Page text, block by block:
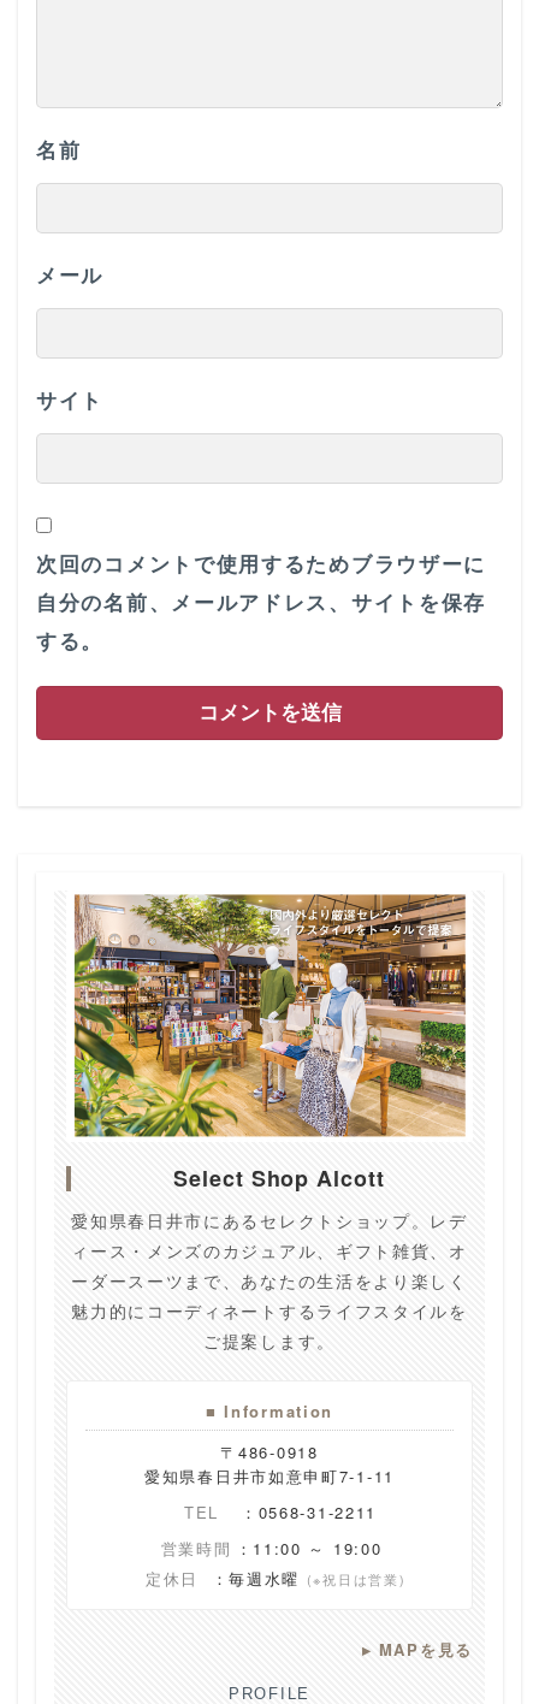
名前
メール
サイト
次回のコメントで使用するためブラウザーに
自分の名前、メールアドレス、サイトを保存
する。
Select Shop Alcott
愛知県春日井市にあるセレクトショップ。レデ
ィース・メンズのカジュアル、ギフト雑貨、オ
ーダースーツまで、あなたの生活をより楽しく
魅力的にコーディネートするライフスタイルを
ご提案します。
■ Information
〒486-0918
愛知県春日井市如意申町7-1-11
TEL
：0568-31-2211
営業時間 ：11:00 ～ 19:00
定休日
：毎週水曜 (※祝日は営業)
▸ MAPを見る
PROFILE